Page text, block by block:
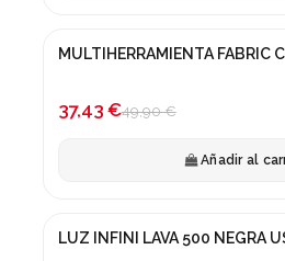
¡En oferta!
MULTIHERRAMIENTA FABRIC
37,43 €49,90 €
Añadir al
LUZ INFINI LAVA 500 NEGRA